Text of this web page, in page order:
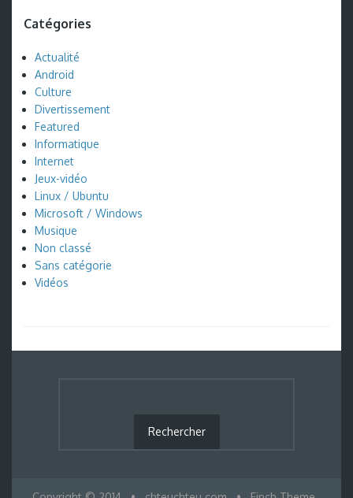
Catégories
Actualité
Android
Culture
Divertissement
Featured
Informatique
Internet
Jeux-vidéo
Linux / Ubuntu
Microsoft / Windows
Musique
Non classé
Sans catégorie
Vidéos